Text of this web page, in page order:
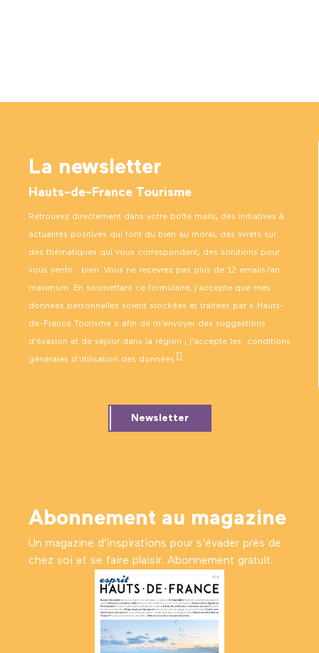
La newsletter
Hauts-de-France Tourisme
Retrouvez directement dans votre boîte mails, des initiatives &
actualités positives qui font du bien au moral, des livrets sur
des thématiques qui vous correspondent, des solutions pour
vous sentir… bien. Vous ne recevrez pas plus de 12 emails/an
maximum. En soumettant ce formulaire, j’accepte que mes
données personnelles soient stockées et traitées par « Hauts-
de-France Tourisme » afin de m’envoyer des suggestions
d’évasion et de séjour dans la région ; j’accepte les conditions
générales d’utilisation des données .
Newsletter
Abonnement au magazine
Un magazine d’inspirations pour s'évader près de
chez soi et se faire plaisir. Abonnement gratuit.